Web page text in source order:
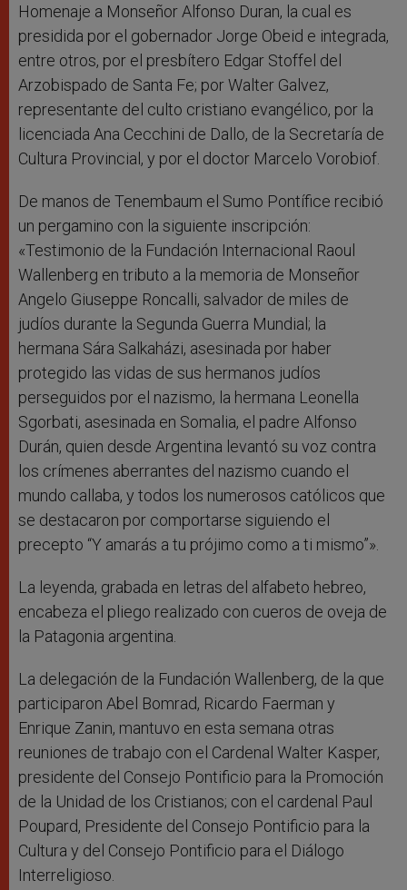
Homenaje a Monseñor Alfonso Duran, la cual es
presidida por el gobernador Jorge Obeid e integrada,
entre otros, por el presbítero Edgar Stoffel del
Arzobispado de Santa Fe; por Walter Galvez,
representante del culto cristiano evangélico, por la
licenciada Ana Cecchini de Dallo, de la Secretaría de
Cultura Provincial, y por el doctor Marcelo Vorobiof.
De manos de Tenembaum el Sumo Pontífice recibió
un pergamino con la siguiente inscripción:
«Testimonio de la Fundación Internacional Raoul
Wallenberg en tributo a la memoria de Monseñor
Angelo Giuseppe Roncalli, salvador de miles de
judíos durante la Segunda Guerra Mundial; la
hermana Sára Salkaházi, asesinada por haber
protegido las vidas de sus hermanos judíos
perseguidos por el nazismo, la hermana Leonella
Sgorbati, asesinada en Somalia, el padre Alfonso
Durán, quien desde Argentina levantó su voz contra
los crímenes aberrantes del nazismo cuando el
mundo callaba, y todos los numerosos católicos que
se destacaron por comportarse siguiendo el
precepto “Y amarás a tu prójimo como a ti mismo”».
La leyenda, grabada en letras del alfabeto hebreo,
encabeza el pliego realizado con cueros de oveja de
la Patagonia argentina.
La delegación de la Fundación Wallenberg, de la que
participaron Abel Bomrad, Ricardo Faerman y
Enrique Zanin, mantuvo en esta semana otras
reuniones de trabajo con el Cardenal Walter Kasper,
presidente del Consejo Pontificio para la Promoción
de la Unidad de los Cristianos; con el cardenal Paul
Poupard, Presidente del Consejo Pontificio para la
Cultura y del Consejo Pontificio para el Diálogo
Interreligioso.